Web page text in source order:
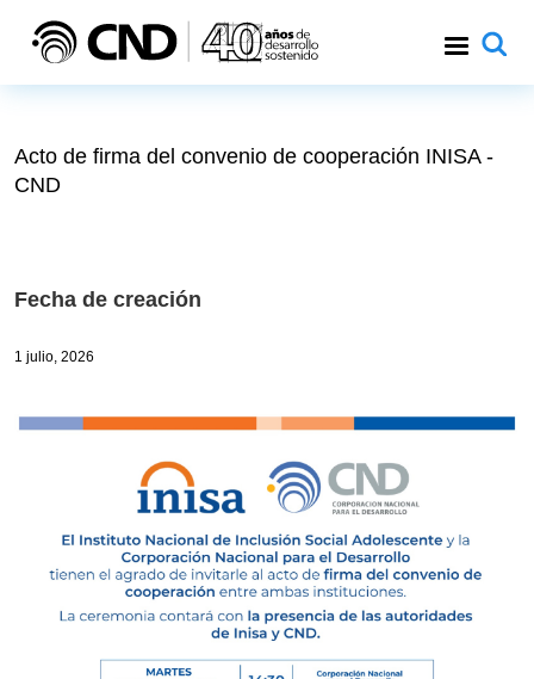
Acto de firma del convenio de cooperación INISA -
CND
Fecha de creación
1 julio, 2026